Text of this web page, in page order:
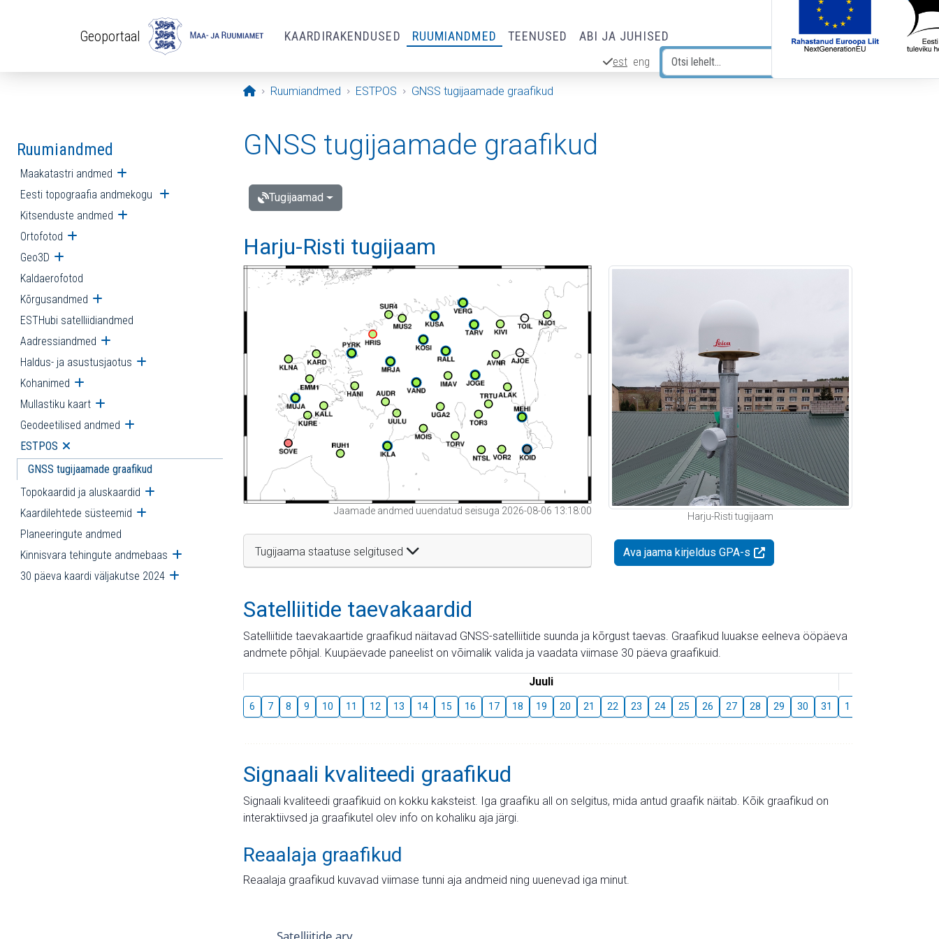
Geoportaal KAARDIRAKENDUSED RUUMIANDMED TEENUSED ABI JA JUHISED
est eng
Avaleht
Ruumiandmed ESTPOS GNSS tugijaamade graafikud
Ruumiandmed
Maakatastri andmed Ava alammenüü
Eesti topograafia andmekogu Ava alammenüü
Kitsenduste andmed Ava alammenüü
Ortofotod Ava alammenüü
Geo3D Ava alammenüü
Kaldaerofotod
Kõrgusandmed Ava alammenüü
ESTHubi satelliidiandmed
Aadressiandmed Ava alammenüü
Haldus- ja asustusjaotus Ava alammenüü
Kohanimed Ava alammenüü
Mullastiku kaart Ava alammenüü
Geodeetilised andmed Ava alammenüü
ESTPOS Ava alammenüü
GNSS tugijaamade graafikud
Topokaardid ja aluskaardid Ava alammenüü
Kaardilehtede süsteemid Ava alammenüü
Planeeringute andmed
Kinnisvara tehingute andmebaas Ava alammenüü
30 päeva kaardi väljakutse 2024 Ava alammenüü
GNSS tugijaamade graafikud
Tugijaamad
Harju-Risti tugijaam
Jaamade andmed uuendatud seisuga 2026-08-06 13:18:00
Tugijaama staatuse selgitused
Harju-Risti tugijaam
Ava jaama kirjeldus GPA-s
Satelliitide taevakaardid
Satelliitide taevakaartide graafikud näitavad GNSS-satelliitide suunda ja kõrgust taevas. Graafikud luuakse eelneva ööpäeva
andmete põhjal. Kuupäevade paneelist on võimalik valida ja vaadata viimase 30 päeva graafikuid.
Juuli
6 7 8 9 10 11 12 13 14 15 16 17 18 19 20 21 22 23 24 25 26 27 28 29 30 31 1
Signaali kvaliteedi graafikud
Signaali kvaliteedi graafikuid on kokku kaksteist. Iga graafiku all on selgitus, mida antud graafik näitab. Kõik graafikud on
interaktiivsed ja graafikutel olev info on kohaliku aja järgi.
Reaalaja graafikud
Reaalaja graafikud kuvavad viimase tunni aja andmeid ning uuenevad iga minut.